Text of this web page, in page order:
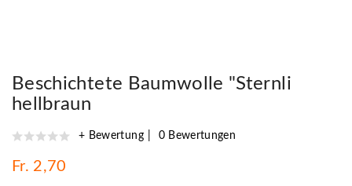
Beschichtete Baumwolle "Sternli
hellbraun
+ Bewertung 0 Bewertungen
Fr. 2,70